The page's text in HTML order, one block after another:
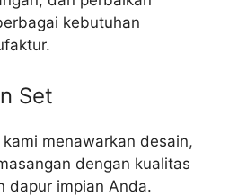
kebutuhan
Set
menawarkan desain,
dengan kualitas
dapur impian Anda.